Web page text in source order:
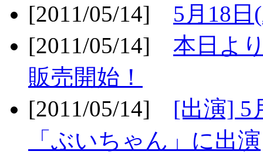
[2011/05/14] 5月18
[2011/05/14] 本日よ
販売開始！
[2011/05/14] [出演] 5
「ぶいちゃん」に出演